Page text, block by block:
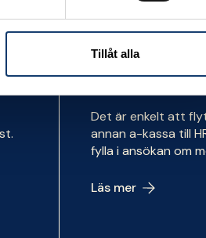
Tillåt alla
Flytta
Det är enkelt att
annan a-kassa till
fylla i ansökan om
Läs mer